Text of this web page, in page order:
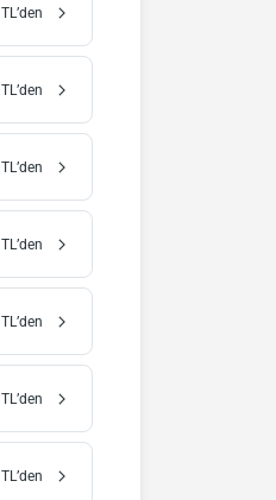
TL’den
TL’den
TL’den
TL’den
TL’den
TL’den
TL’den